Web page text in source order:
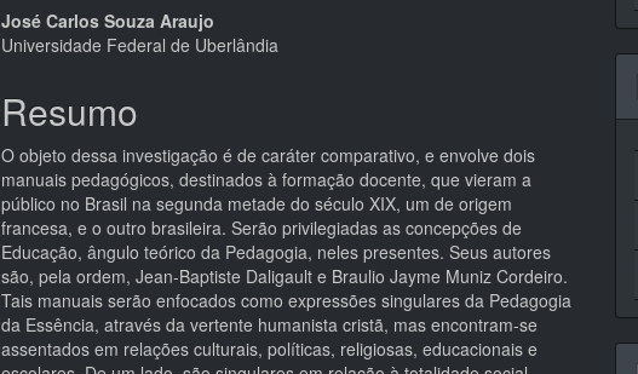
Conteúdo
do
artigo
principal
José Carlos Souza Araujo
Universidade Federal de Uberlândia
Resumo
O objeto dessa investigação é de caráter comparativo, e envolve dois
manuais pedagógicos, destinados à formação docente, que vieram a
público no Brasil na segunda metade do século XIX, um de origem
francesa, e o outro brasileira. Serão privilegiadas as concepções de
Educação, ângulo teórico da Pedagogia, neles presentes. Seus autores
são, pela ordem, Jean-Baptiste Daligault e Braulio Jayme Muniz Cordeiro.
Tais manuais serão enfocados como expressões singulares da Pedagogia
da Essência, através da vertente humanista cristã, mas encontram-se
assentados em relações culturais, políticas, religiosas, educacionais e